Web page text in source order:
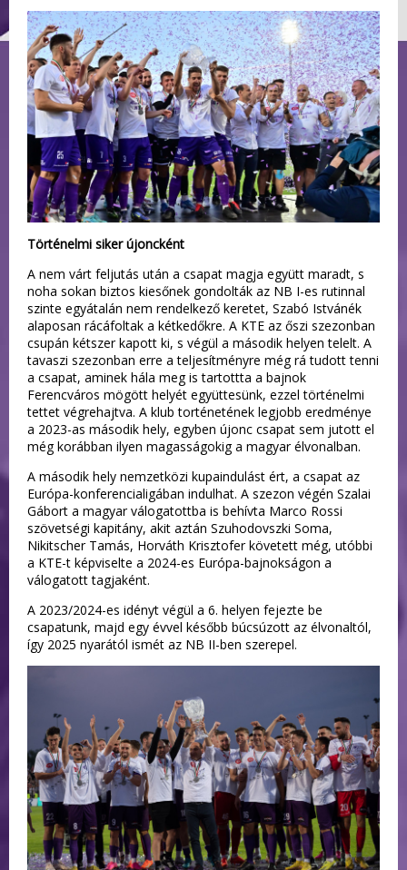
Történelmi siker újoncként
A nem várt feljutás után a csapat magja együtt maradt, s
noha sokan biztos kiesőnek gondolták az NB I-es rutinnal
szinte egyátalán nem rendelkező keretet, Szabó Istvánék
alaposan rácáfoltak a kétkedőkre. A KTE az őszi szezonban
csupán kétszer kapott ki, s végül a második helyen telelt. A
tavaszi szezonban erre a teljesítményre még rá tudott tenni
a csapat, aminek hála meg is tartottta a bajnok
Ferencváros mögött helyét együttesünk, ezzel történelmi
tettet végrehajtva. A klub torténetének legjobb eredménye
a 2023-as második hely, egyben újonc csapat sem jutott el
még korábban ilyen magasságokig a magyar élvonalban.
A második hely nemzetközi kupaindulást ért, a csapat az
Európa-konferencialigában indulhat. A szezon végén Szalai
Gábort a magyar válogatottba is behívta Marco Rossi
szövetségi kapitány, akit aztán Szuhodovszki Soma,
Nikitscher Tamás, Horváth Krisztofer követett még, utóbbi
a KTE-t képviselte a 2024-es Európa-bajnokságon a
válogatott tagjaként.
A 2023/2024-es idényt végül a 6. helyen fejezte be
csapatunk, majd egy évvel később búcsúzott az élvonaltól,
így 2025 nyarától ismét az NB II-ben szerepel.